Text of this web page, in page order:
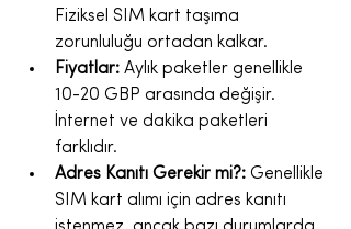
Fiziksel SIM kart taşıma
zorunluluğu ortadan kalkar.
Fiyatlar: Aylık paketler genellikle
10-20 GBP arasında değişir.
İnternet ve dakika paketleri
farklıdır.
Adres Kanıtı Gerekir mi?: Genellikle
SIM kart alımı için adres kanıtı